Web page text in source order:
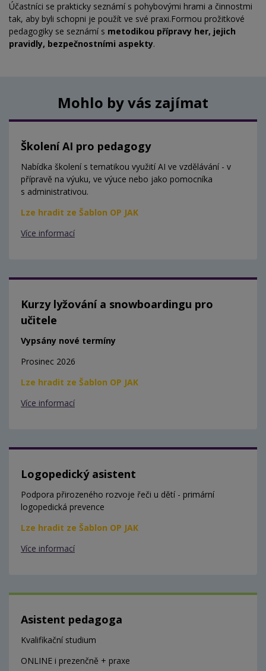
Účastníci se prakticky seznámí s pohybovými hrami a činnostmi
tak, aby byli schopni je použít ve své praxi.Formou prožitkové
pedagogiky se seznámí s metodikou přípravy her, jejich
pravidly, bezpečnostními aspekty.
Mohlo by vás zajímat
Školení AI pro pedagogy
Nabídka školení s tematikou využití AI ve vzdělávání - v
přípravě na výuku, ve výuce nebo jako pomocníka
s administrativou.
Lze hradit ze Šablon OP JAK
Více informací
Kurzy lyžování a snowboardingu pro
učitele
Vypsány nové termíny
Prosinec 2026
Lze hradit ze Šablon OP JAK
Více informací
Logopedický asistent
Podpora přirozeného rozvoje řeči u dětí - primární
logopedická prevence
Lze hradit ze Šablon OP JAK
Více informací
Asistent pedagoga
Kvalifikační studium
ONLINE i prezenčně + praxe